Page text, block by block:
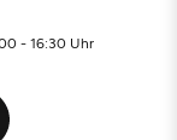
- 16:30 Uhr